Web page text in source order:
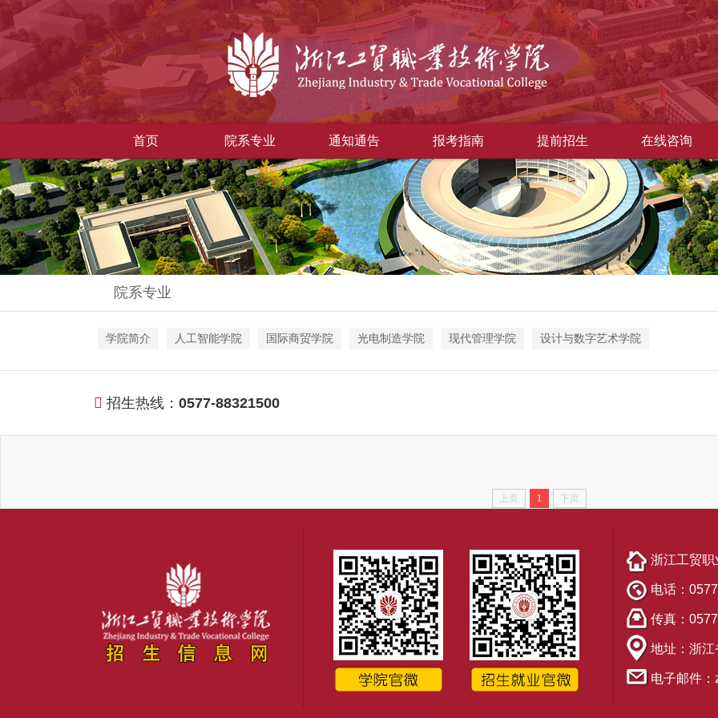
首页 院系专业 通知通告 报考指南 提前招生 在线咨询
院系专业
学院简介 人工智能学院 国际商贸学院 光电制造学院 现代管理学院 设计与数字艺术学院
招生热线： 0577-88321500
上页 1 下页
浙江工贸
电话：
传真：
地址：浙
电子邮件